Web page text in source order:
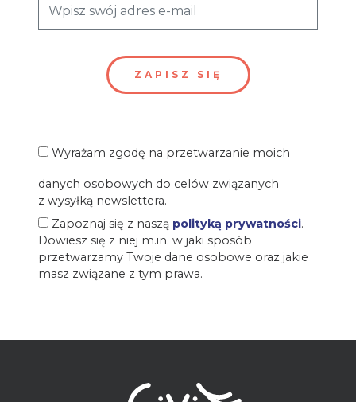
Wyrażam zgodę na przetwarzanie moich
danych osobowych do celów związanych
z wysyłką newslettera.
Zapoznaj się z naszą polityką prywatności.
Dowiesz się z niej m.in. w jaki sposób
przetwarzamy Twoje dane osobowe oraz jakie
masz związane z tym prawa.